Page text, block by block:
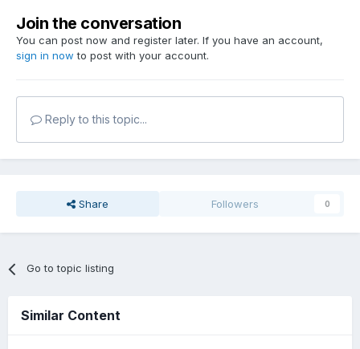
Join the conversation
You can post now and register later. If you have an account,
sign in now to post with your account.
Reply to this topic...
Share Followers 0
Go to topic listing
Similar Content